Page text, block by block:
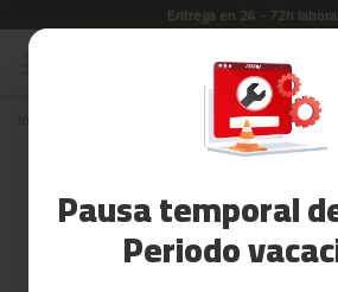
Pausa temporal
Periodo
Entrega en 24 - 72h
Yoga
BICICLETAS ELIPTICAS
Recambios para
elípticas